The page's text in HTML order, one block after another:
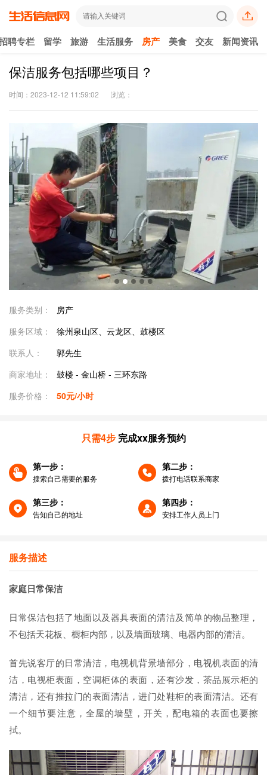
聘专栏 留学 旅游 生活服务 房产 美食 交友 新闻资讯
保洁服务包括哪些项目？
时间：2023-12-12 11:59:02 浏览：
服务类别：
房产
服务区域：
徐州泉山区、云龙区、鼓楼区
联系人：
郭先生
商家地址：
鼓楼 - 金山桥 - 三环东路
服务价格：
50元/小时
只需4步 完成xx服务预约
第一步：
搜索自己需要的服务
第二步：
拨打电话联系商家
第三步：
告知自己的地址
第四步：
安排工作人员上门
服务描述
家庭日常保洁
日常保洁包括了地面以及器具表面的清洁及简单的物品整理，
不包括天花板、橱柜内部，以及墙面玻璃、电器内部的清洁。
首先说客厅的日常清洁，电视机背景墙部分，电视机表面的清
洁，电视柜表面，空调柜体的表面，还有沙发，茶品展示柜的
清洁，还有推拉门的表面清洁，进门处鞋柜的表面清洁。还有
一个细节要注意，全屋的墙壁，开关，配电箱的表面也要擦
拭。